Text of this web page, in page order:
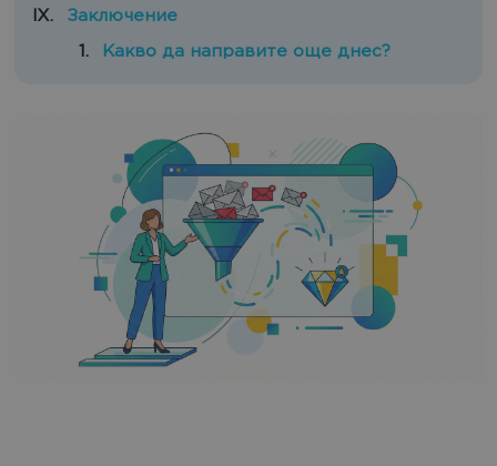
Заключение
Какво да направите още днес?